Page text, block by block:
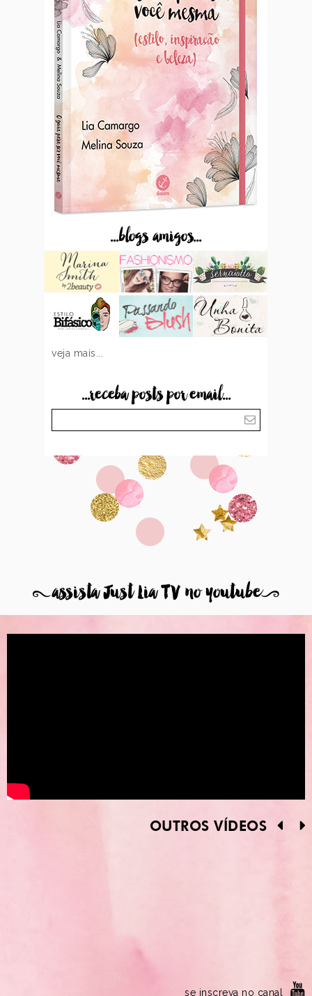
...blogs amigos...
veja mais...
...receba posts por email...
8assista Just Lia TV no youtube9
OUTROS VÍDEOS
se inscreva no canal